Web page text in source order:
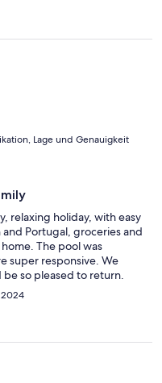
Lage und Genauigkeit
relaxing holiday, with easy
Portugal, groceries and
The pool was
super responsive. We
so pleased to return.